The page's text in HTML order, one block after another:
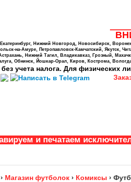
Нижний Новгород, Новосибирск,
на-Амуре, Петропавловск-Камчатский, Якутск,
Нижний Тагил, Владикавказ, Грозный,
Обнинск, Йошкар-Орал, Киров, Кострома,
учета налога. Для физических
и печатаем
› Магазин футболок › Комиксы ›